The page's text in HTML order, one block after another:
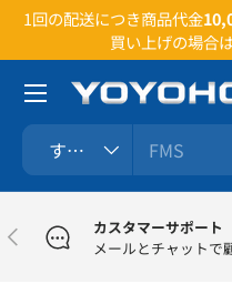
コンテンツへスキップ
1回の配送につき商品代金
買い上げの場合
検索
商品タイプ
すべて
メニュー
前
カスタマーサポート
メールとチャットで